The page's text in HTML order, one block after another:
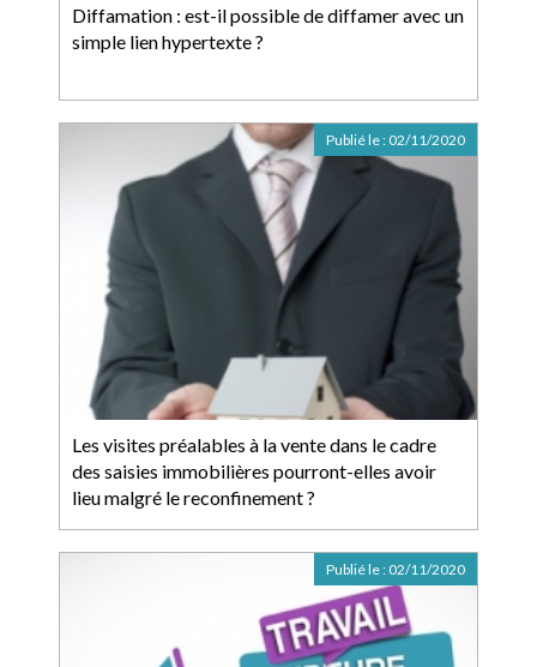
Diffamation : est-il possible de diffamer avec un
simple lien hypertexte ?
Les visites préalables à la vente dans le cadre
des saisies immobilières pourront-elles avoir
lieu malgré le reconfinement ?
Publié le : 02/11/2020
Publié le : 02/11/2020